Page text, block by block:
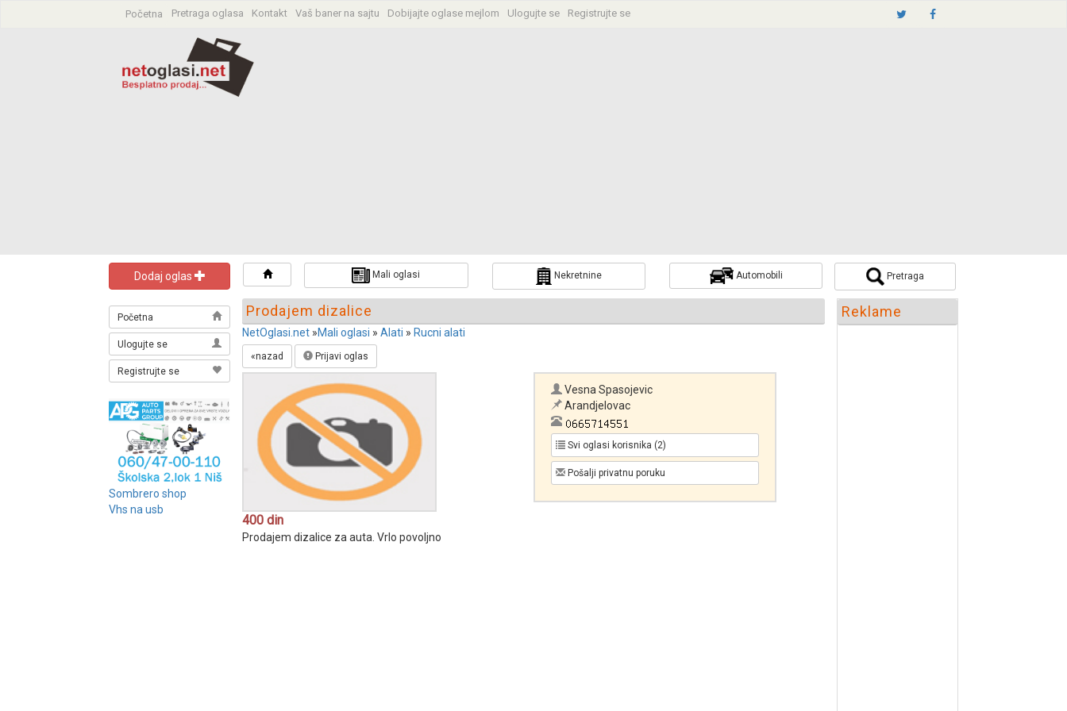
Početna Pretraga oglasa Kontakt Vaš baner na sajtu Dobijajte oglase mejlom Ulogujte se Registrujte se
Dodaj oglas
Početna
Ulogujte se
Registrujte se
Sombrero shop
Vhs na usb
Mali oglasi Nekretnine Automobili Pretraga
Pretraži
Prodajem dizalice
NetOglasi.net »Mali oglasi »Alati » Rucni alati
«nazad Prijavi oglas
Vesna Spasojevic
Arandjelovac
Svi oglasi korisnika (2)
Pošalji privatnu poruku
400 din
Prodajem dizalice za auta. Vrlo povoljno
Reklame